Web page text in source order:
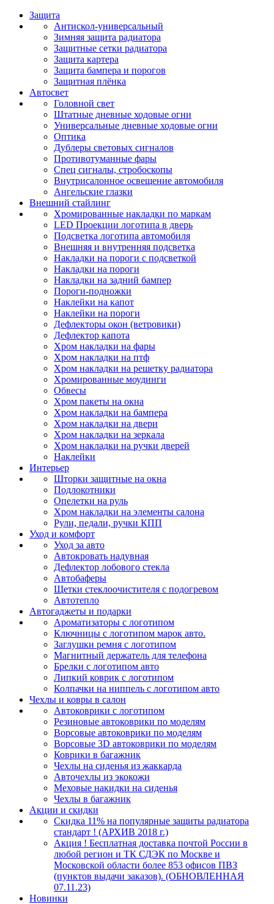
Защита
Антискол-универсальный
Зимняя защита радиатора
Защитные сетки радиатора
Защита картера
Защита бампера и порогов
Защитная плёнка
Автосвет
Головной свет
Штатные дневные ходовые огни
Универсальные дневные ходовые огни
Оптика
Дублеры световых сигналов
Противотуманные фары
Спец сигналы, стробоскопы
Внутрисалонное освещение автомобиля
Ангельские глазки
Внешний стайлинг
Хромированные накладки по маркам
LED Проекции логотипа в дверь
Подсветка логотипа автомобиля
Внешняя и внутренняя подсветка
Накладки на пороги с подсветкой
Накладки на пороги
Накладки на задний бампер
Пороги-подножки
Наклейки на капот
Наклейки на пороги
Дефлекторы окон (ветровики)
Дефлектор капота
Хром накладки на фары
Хром накладки на птф
Хром накладки на решетку радиатора
Хромированные моудинги
Обвесы
Хром пакеты на окна
Хром накладки на бампера
Хром накладки на двери
Хром накладки на зеркала
Хром накладки на ручки дверей
Наклейки
Интерьер
Шторки защитные на окна
Подлокотники
Опелетки на руль
Хром накладки на элементы салона
Рули, педали, ручки КПП
Уход и комфорт
Уход за авто
Автокровать надувная
Дефлектор лобового стекла
Автобаферы
Щетки стеклоочистителя с подогревом
Автотепло
Автогаджеты и подарки
Ароматизаторы с логотипом
Ключницы с логотипом марок авто.
Заглушки ремня с логотипом
Магнитный держатель для телефона
Брелки с логотипом авто
Липкий коврик c логотипом
Колпачки на ниппель с логотипом авто
Чехлы и ковры в салон
Автоковрики с логотипом
Резиновые автоковрики по моделям
Ворсовые автоковрики по моделям
Ворсовые 3D автоковрики по моделям
Коврики в багажник
Чехлы на сиденья из жаккарда
Авточехлы из экокожи
Меховые накидки на сиденья
Чехлы в багажник
Акции и скидки
Скидка 11% на популярные защиты радиатора
стандарт ! (АРХИВ 2018 г.)
Акция ! Бесплатная доставка почтой России в
любой регион и ТК СДЭК по Москве и
Московской области более 853 офисов ПВЗ
(пунктов выдачи заказов). (ОБНОВЛЕННАЯ
07.11.23)
Новинки